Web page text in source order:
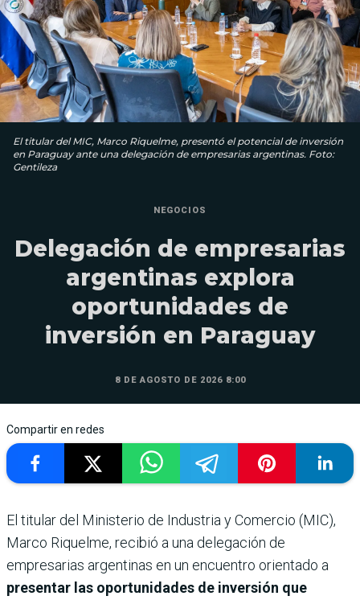
El titular del MIC, Marco Riquelme, presentó el potencial de inversión
en Paraguay ante una delegación de empresarias argentinas. Foto:
Gentileza
NEGOCIOS
Delegación de empresarias
argentinas explora
oportunidades de
inversión en Paraguay
8 DE AGOSTO DE 2026 8:00
Compartir en redes
El titular del Ministerio de Industria y Comercio (MIC),
Marco Riquelme, recibió a una delegación de
empresarias argentinas en un encuentro orientado a
presentar las oportunidades de inversión que